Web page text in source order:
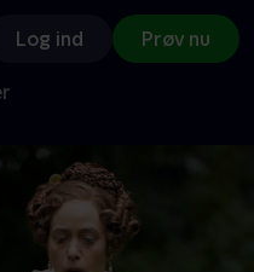
Log ind Prøv nu